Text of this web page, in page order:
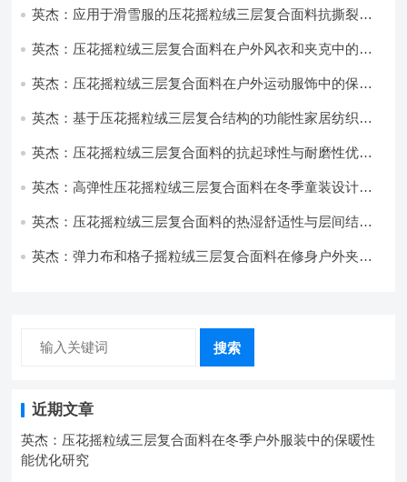
英杰：应用于滑雪服的压花摇粒绒三层复合面料抗撕裂与
英杰：压花摇粒绒三层复合面料在户外风衣和夹克中的应
英杰：压花摇粒绒三层复合面料在户外运动服饰中的保暖
英杰：基于压花摇粒绒三层复合结构的功能性家居纺织品
英杰：压花摇粒绒三层复合面料的抗起球性与耐磨性优化
英杰：高弹性压花摇粒绒三层复合面料在冬季童装设计中
英杰：压花摇粒绒三层复合面料的热湿舒适性与层间结合
英杰：弹力布和格子摇粒绒三层复合面料在修身户外夹克
搜索
近期文章
英杰：压花摇粒绒三层复合面料在冬季户外服装中的保暖性
能优化研究